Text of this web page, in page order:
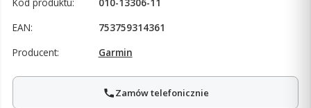
EAN:
753759314361
Producent:
Garmin
Zamów telefonicznie